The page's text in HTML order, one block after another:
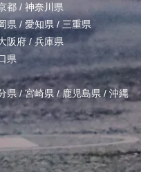
都 / 神奈川県
県 / 愛知県 / 三重県
阪府 /兵庫県
県
県/宮崎県 /鹿児島県 / 沖縄